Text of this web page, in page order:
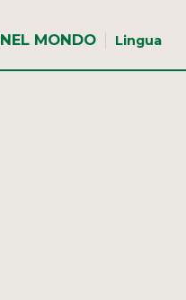
Lingua
NEL MONDO